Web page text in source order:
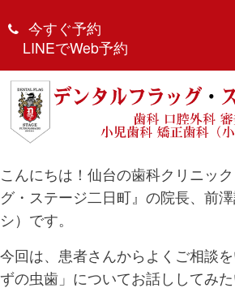
今すぐ予約
LINEでWeb予約
親知らずが虫歯にな
ら？
April 21, 2025 1:55 pm |口腔外科 、
知らず
DFS2|
こんにちは！仙台の歯科クリニッ
グ・ステージ二日町』の院長、前
シ）です。
今回は、患者さんからよくご相談
ずの虫歯」についてお話ししてみた